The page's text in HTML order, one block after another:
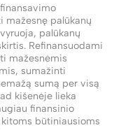
palūkanų
palūkanų
Refinansuodami
mažesnėmis
sumažinti
sumą per visą
kišenėje lieka
finansinio
būtiniausioms